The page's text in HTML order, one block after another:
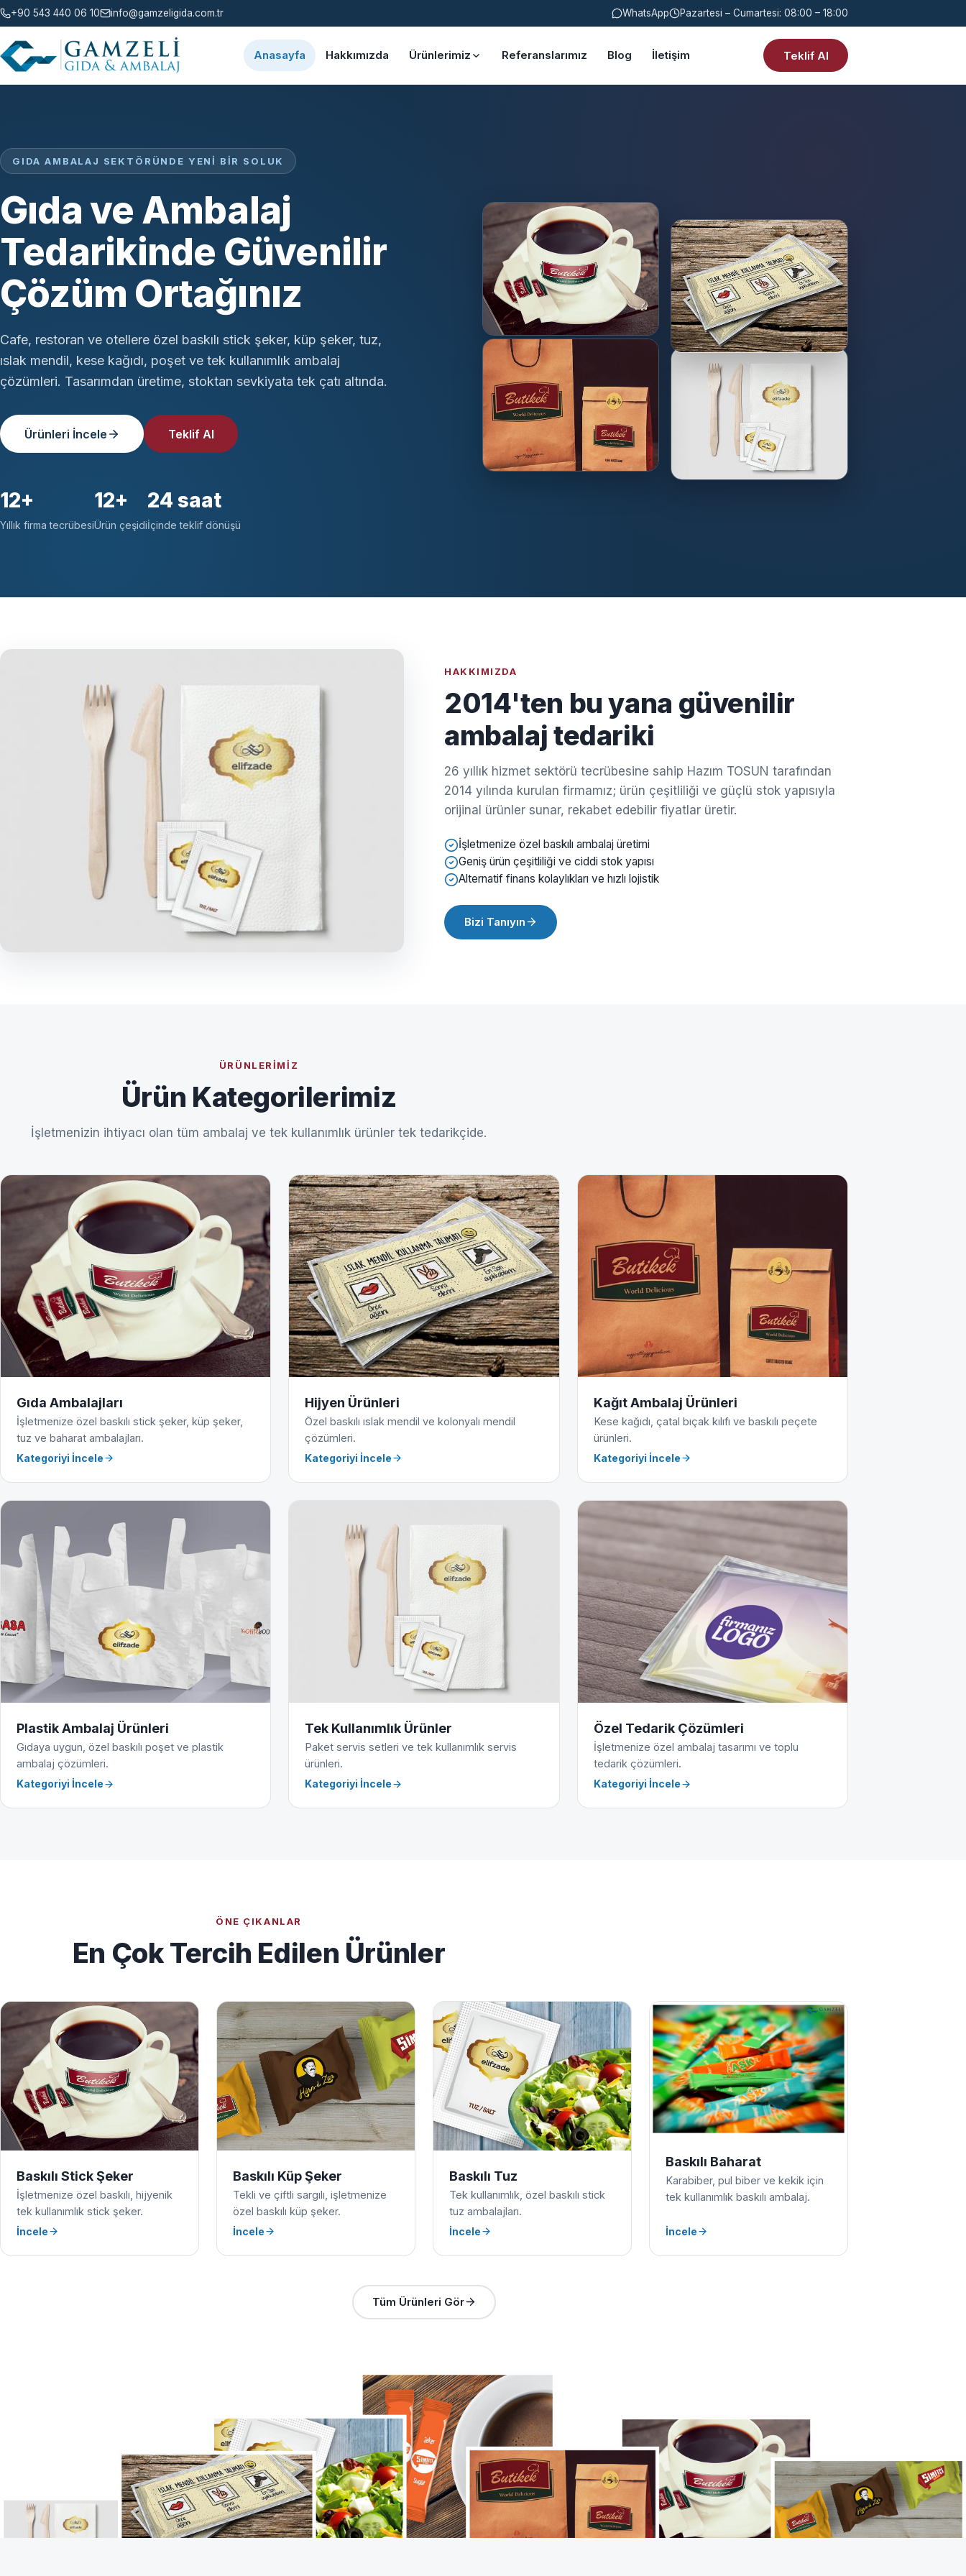
+90 543 440 06 10 info@gamzeligida.com.tr WhatsApp Pazartesi – Cumartesi: 08:00 – 18:00
Anasayfa Hakkımızda Ürünlerimiz Referanslarımız Blog İletişim Teklif Al
GIDA AMBALAJ SEKTÖRÜNDE YENI BIR SOLUK
Gıda ve Ambalaj
Tedarikinde Güvenilir
Çözüm Ortağınız
Cafe, restoran ve otellere özel baskılı stick şeker, küp şeker, tuz,
ıslak mendil, kese kağıdı, poşet ve tek kullanımlık ambalaj
çözümleri. Tasarımdan üretime, stoktan sevkiyata tek çatı altında.
Ürünleri İncele Teklif Al
12+
Yıllık firma tecrübesi
12+
Ürün çeşidi
24 saat
İçinde teklif dönüşü
HAKKIMIZDA
2014'ten bu yana güvenilir
ambalaj tedariki
26 yıllık hizmet sektörü tecrübesine sahip Hazım TOSUN tarafından
2014 yılında kurulan firmamız; ürün çeşitliliği ve güçlü stok yapısıyla
orijinal ürünler sunar, rekabet edebilir fiyatlar üretir.
İşletmenize özel baskılı ambalaj üretimi
Geniş ürün çeşitliliği ve ciddi stok yapısı
Alternatif finans kolaylıkları ve hızlı lojistik
Bizi Tanıyın
ÜRÜNLERIMIZ
Ürün Kategorilerimiz
İşletmenizin ihtiyacı olan tüm ambalaj ve tek kullanımlık ürünler tek tedarikçide.
Gıda Ambalajları
İşletmenize özel baskılı stick şeker, küp şeker,
tuz ve baharat ambalajları.
Kategoriyi İncele
Hijyen Ürünleri
Özel baskılı ıslak mendil ve kolonyalı mendil
çözümleri.
Kategoriyi İncele
Kağıt Ambalaj Ürünleri
Kese kağıdı, çatal bıçak kılıfı ve baskılı peçete
ürünleri.
Kategoriyi İncele
Plastik Ambalaj Ürünleri
Gıdaya uygun, özel baskılı poşet ve plastik
ambalaj çözümleri.
Kategoriyi İncele
Tek Kullanımlık Ürünler
Paket servis setleri ve tek kullanımlık servis
ürünleri.
Kategoriyi İncele
Özel Tedarik Çözümleri
İşletmenize özel ambalaj tasarımı ve toplu
tedarik çözümleri.
Kategoriyi İncele
ÖNE ÇIKANLAR
En Çok Tercih Edilen Ürünler
Baskılı Stick Şeker
İşletmenize özel baskılı, hijyenik
tek kullanımlık stick şeker.
İncele
Baskılı Küp Şeker
Tekli ve çiftli sargılı, işletmenize
özel baskılı küp şeker.
İncele
Baskılı Tuz
Tek kullanımlık, özel baskılı stick
tuz ambalajları.
İncele
Baskılı Baharat
Karabiber, pul biber ve kekik için
tek kullanımlık baskılı ambalaj.
İncele
Tüm Ürünleri Gör